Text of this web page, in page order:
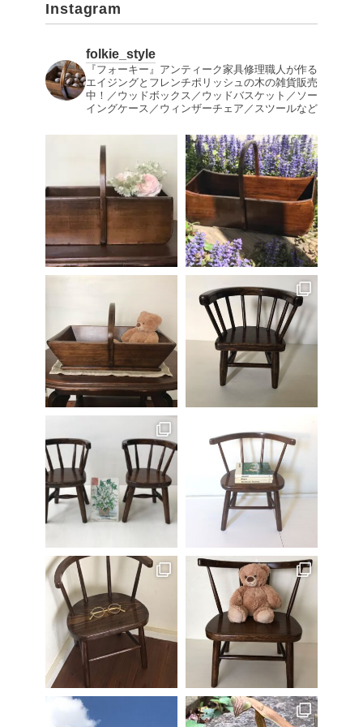
Instagram
folkie_style
『フォーキー』アンティーク家具修理職人が作る
エイジングとフレンチポリッシュの木の雑貨販売
中！／ウッドボックス／ウッドバスケット／ソー
イングケース／ウィンザーチェア／スツールなど